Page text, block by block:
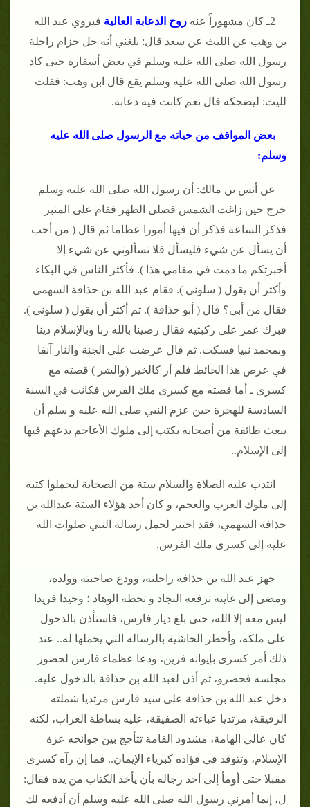
2ـ كان مشهوراً عنه روح الدعابة العالية فيروي عبد الله
بن وهب عن الليث عن سعد قال: بلغني أنه حل حزام راحلة
رسول الله صلى الله عليه وسلم في بعض أسفاره حتى كاد
رسول الله صلى الله عليه وسلم يقع قال ابن وهب: فقلت
لليث: ليضحكه قال نعم كانت فيه دعابة.
بعض المواقف من حياته مع الرسول صلى الله عليه
وسلم:
عن أنس بن مالك: أن رسول الله صلى الله عليه وسلم
خرج حين زاغت الشمس فصلى الظهر فقام على المنبر
فذكر الساعة فذكر أن فيها أمورا عظاما ثم قال ( من أحب
أن يسأل عن شيء فليسأل فلا تسألوني عن شيء إلا
أخبرتكم ما دمت في مقامي هذا ). فأكثر الناس في البكاء
وأكثر أن يقول ( سلوني ). فقام عبد الله بن حذافة السهمي
فقال من أبي؟ قال ( أبو حذافة ). ثم أكثر أن يقول ( سلوني ).
فبرك عمر على ركبتيه فقال رضينا بالله ربا وبالإسلام دينا
وبمحمد نبيا فسكت. ثم قال عرضت علي الجنة والنار آنفا
في عرض هذا الحائط فلم أر كالخير (والشر ) قصته مع
كسرى ـ أما قصته مع كسرى ملك الفرس فكانت في السنة
السادسة للهجرة حين عزم النبي صلى الله عليه و سلم أن
يبعث طائفة من أصحابه بكتب إلى ملوك الأعاجم يدعهم فيها
إلى الإسلام..
انتدب عليه الصلاة والسلام ستة من الصحابة ليحملوا كتبه
إلى ملوك العرب والعجم، و كان أحد هؤلاء الستة عبدالله بن
حذافة السهمي، فقد اختير لحمل رسالة النبي صلوات الله
عليه إلى كسرى ملك الفرس.
جهز عبد الله بن حذافة راحلته، وودع صاحبته وولده،
ومضى إلى غايته ترفعه النجاد و تحطه الوهاد ؛ وحيدا فريدا
ليس معه إلا الله، حتى بلغ ديار فارس، فاستأذن بالدخول
على ملكه، وأخطر الحاشية بالرسالة التي يحملها له.. عند
ذلك أمر كسرى بإيوانه فزين، ودعا عظماء فارس لحضور
مجلسه فحضرو، ثم أذن لعبد الله بن حذافة بالدخول عليه.
دخل عبد الله بن حذافة على سيد فارس مرتديا شملته
الرقيقة، مرتديا عباءته الصفيقة، عليه بساطة العراب، لكنه
كان عالي الهامة، مشدود القامة تتأجج بين جوانحه عزة
الإسلام، وتتوقد في فؤاده كبرياء الإيمان.. فما إن رآه كسرى
مقبلا حتى أومأ إلى أحد رجاله بأن يأخذ الكتاب من يده فقال:
ل، إنما أمرني رسول الله صلى الله عليه وسلم أن أدفعه لك